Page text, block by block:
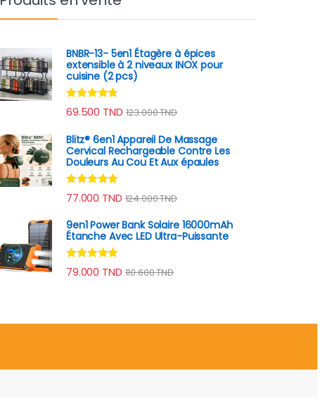
BNBR-13- 5en1 Étagère à épices
extensible à 2 niveaux INOX pour
cuisine (2 pcs)
Note4.60
sur 5
69.500 TND 123.000TND
Blitz® 6en1 Appareil De Massage
Cervical Rechargeable Contre Les
Douleurs Au Cou Et Aux épaules
Note4.70
sur 5
77.000 TND 124.000TND
9en1 Power Bank Solaire 16000mAh
Étanche Avec LED Ultra-Puissante
Note4.70
sur 5
79.000 TND 110.600TND